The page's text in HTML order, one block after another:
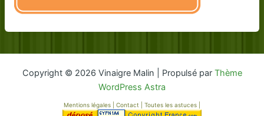
Copyright © 2026 Vinaigre Malin | Propulsé par Thème
WordPress Astra
Mentions légales Contact Toutes les astuces